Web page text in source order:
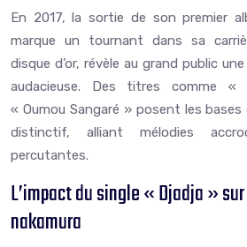
En 2017, la sortie de son premier
marque un tournant dans sa
disque d’or, révèle au grand public
audacieuse. Des titres comme
« Oumou Sangaré » posent les
distinctif, alliant mélodies
percutantes.
L’impact du single « Djadja »
nakamura